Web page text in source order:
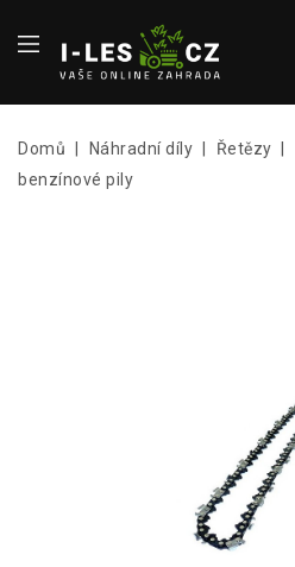
Domů Náhradní díly Řetězy
benzínové pily